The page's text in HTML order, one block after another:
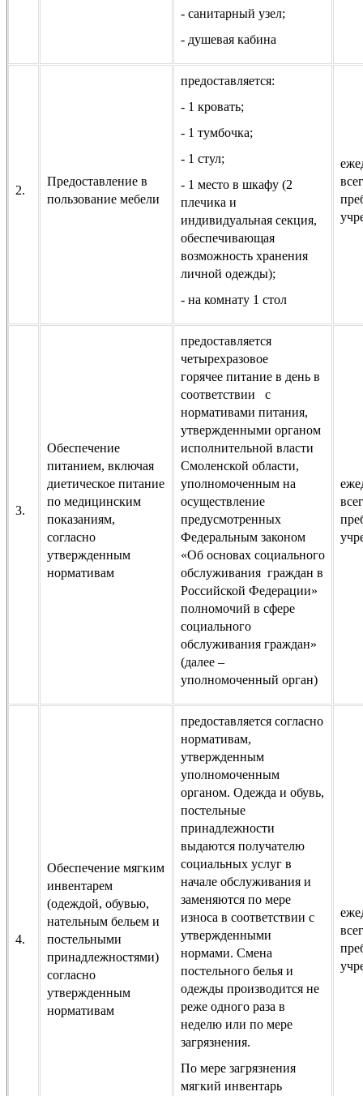
- санитарный узел;
- душевая кабина
2.
Предоставление в
пользование мебели
предоставляется:
- 1 кровать;
- 1 тумбочка;
- 1 стул;
- 1 место в шкафу (2
плечика и
индивидуальная секция,
обеспечивающая
возможность хранения
личной одежды);
- на комнату 1 стол
3.
Обеспечение
питанием, включая
диетическое питание
по медицинским
показаниям,
согласно
утвержденным
нормативам
предоставляется
четырехразовое
горячее питание в день в
соответствии с
нормативами питания,
утвержденными органом
исполнительной власти
Смоленской области,
уполномоченным на
осуществление
предусмотренных
Федеральным законом
«Об основах социального
обслуживания граждан в
Российской Федерации»
полномочий в сфере
социального
обслуживания граждан»
(далее –
уполномоченный орган)
4.
Обеспечение мягким
инвентарем
(одеждой, обувью,
нательным бельем и
постельными
принадлежностями)
согласно
утвержденным
нормативам
предоставляется согласно
нормативам,
утвержденным
уполномоченным
органом. Одежда и обувь,
постельные
принадлежности
выдаются получателю
социальных услуг в
начале обслуживания и
заменяются по мере
износа в соответствии с
утвержденными
нормами. Смена
постельного белья и
одежды производится не
реже одного раза в
неделю или по мере
загрязнения.
По мере загрязнения
мягкий инвентарь